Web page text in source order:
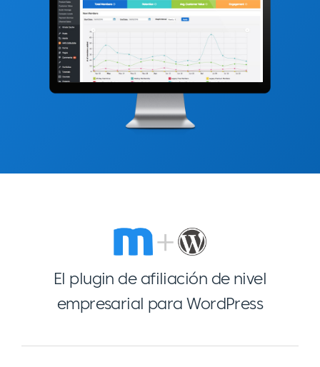
El plugin de afiliación de nivel
empresarial para WordPress